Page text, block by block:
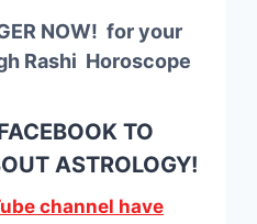
NOW! for your
Rashi Horoscope
TO
ASTROLOGY!
channel have